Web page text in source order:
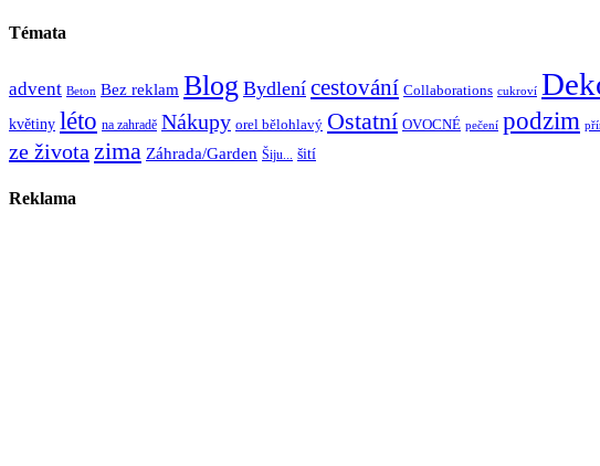
Témata
advent Beton Bez reklam Blog Bydlení cestování Collaborations cukroví
květiny léto na zahradě Nákupy orel bělohlavý Ostatní OVOCNÉ pečení podzim
ze života zima Záhrada/Garden Šiju... šití
Reklama